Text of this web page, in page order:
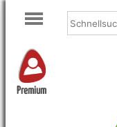
Premium